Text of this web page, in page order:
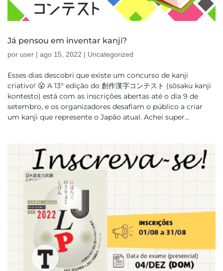
Já pensou em inventar kanji?
por user | ago 15, 2022 | Uncategorized
Esses dias descobri que existe um concurso de kanji
criativo! 😮 A 13° edição do 創作漢字コンテスト (sōsaku kanji
kontesto) está com as inscrições abertas até o dia 9 de
setembro, e os organizadores desafiam o público a criar
um kanji que represente o Japão atual. Achei super...